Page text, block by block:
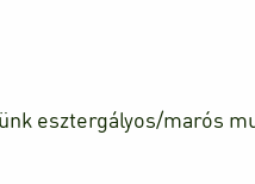
esztergályos/marós